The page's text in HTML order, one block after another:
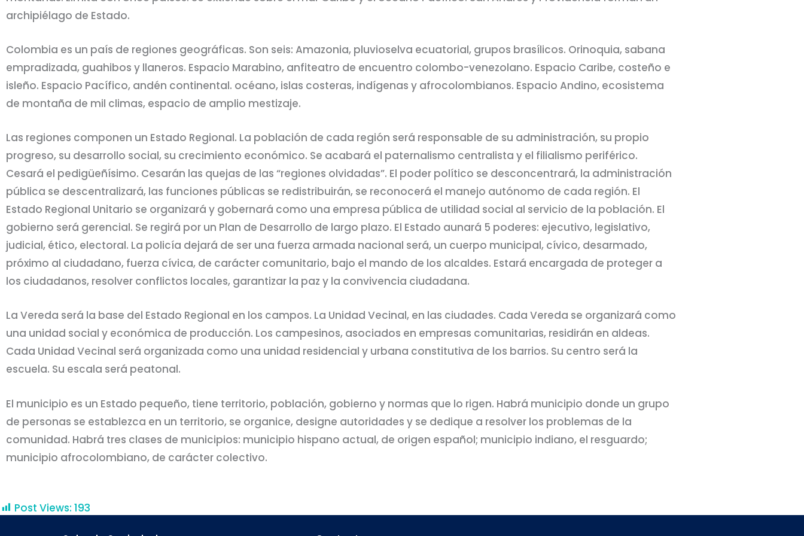
archipiélago de Estado.
Colombia es un país de regiones geográficas. Son seis: Amazonia, pluvioselva ecuatorial, grupos brasílicos. Orinoquia, sabana
empradizada, guahibos y llaneros. Espacio Marabino, anfiteatro de encuentro colombo-venezolano. Espacio Caribe, costeño e
isleño. Espacio Pacífico, andén continental. océano, islas costeras, indígenas y afrocolombianos. Espacio Andino, ecosistema
de montaña de mil climas, espacio de amplio mestizaje.
Las regiones componen un Estado Regional. La población de cada región será responsable de su administración, su propio
progreso, su desarrollo social, su crecimiento económico. Se acabará el paternalismo centralista y el filialismo periférico.
Cesará el pedigüeñísimo. Cesarán las quejas de las “regiones olvidadas”. El poder político se desconcentrará, la administración
pública se descentralizará, las funciones públicas se redistribuirán, se reconocerá el manejo autónomo de cada región. El
Estado Regional Unitario se organizará y gobernará como una empresa pública de utilidad social al servicio de la población. El
gobierno será gerencial. Se regirá por un Plan de Desarrollo de largo plazo. El Estado aunará 5 poderes: ejecutivo, legislativo,
judicial, ético, electoral. La policía dejará de ser una fuerza armada nacional será, un cuerpo municipal, cívico, desarmado,
próximo al ciudadano, fuerza cívica, de carácter comunitario, bajo el mando de los alcaldes. Estará encargada de proteger a
los ciudadanos, resolver conflictos locales, garantizar la paz y la convivencia ciudadana.
La Vereda será la base del Estado Regional en los campos. La Unidad Vecinal, en las ciudades. Cada Vereda se organizará como
una unidad social y económica de producción. Los campesinos, asociados en empresas comunitarias, residirán en aldeas.
Cada Unidad Vecinal será organizada como una unidad residencial y urbana constitutiva de los barrios. Su centro será la
escuela. Su escala será peatonal.
El municipio es un Estado pequeño, tiene territorio, población, gobierno y normas que lo rigen. Habrá municipio donde un grupo
de personas se establezca en un territorio, se organice, designe autoridades y se dedique a resolver los problemas de la
comunidad. Habrá tres clases de municipios: municipio hispano actual, de origen español; municipio indiano, el resguardo;
municipio afrocolombiano, de carácter colectivo.
Post Views: 193